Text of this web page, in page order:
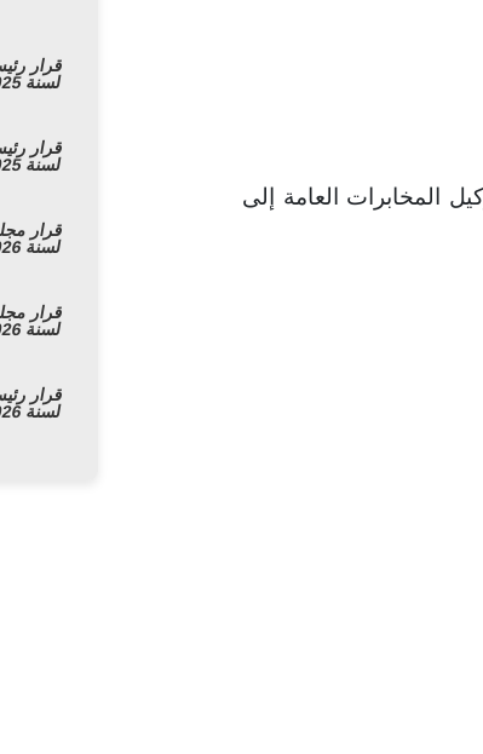
المخابرات العامة إلى
لسنة 2025 بتاريخ 07-07-2026
لسنة 2025 بتاريخ 04-07-2026
لسنة 2026 بتاريخ 30-06-2026
لسنة 2026 بتاريخ 30-06-2026
لسنة 2026 بتاريخ 29-06-2026